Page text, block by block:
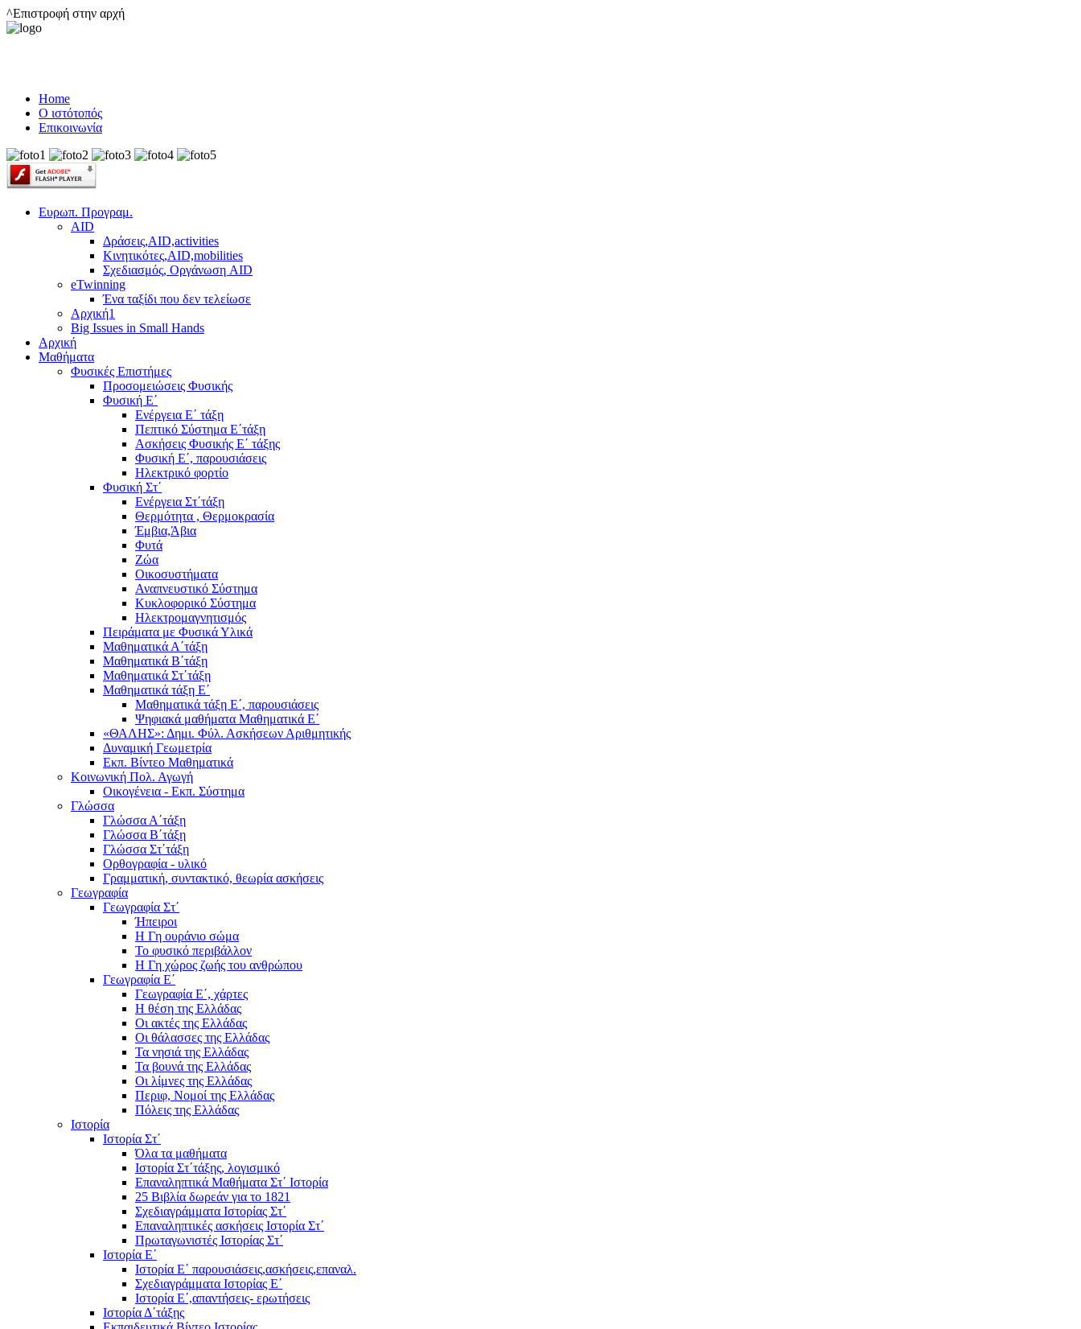
^Επιστροφή στην αρχή
Home
Ο ιστότοπός
Επικοινωνία
Ευρωπ. Προγραμ.
AID
Δράσεις,AID,activities
Κινητικότες,AID,mobilities
Σχεδιασμός, Οργάνωση AID
eTwinning
Ένα ταξίδι που δεν τελείωσε
Αρχική1
Big Issues in Small Hands
Αρχική
Μαθήματα
Φυσικές Επιστήμες
Προσομειώσεις Φυσικής
Φυσική Ε΄
Ενέργεια Ε΄ τάξη
Πεπτικό Σύστημα Ε΄τάξη
Ασκήσεις Φυσικής Ε΄ τάξης
Φυσική Ε΄, παρουσιάσεις
Ηλεκτρικό φορτίο
Φυσική Στ΄
Ενέργεια Στ΄τάξη
Θερμότητα , Θερμοκρασία
Έμβια,Άβια
Φυτά
Ζώα
Οικοσυστήματα
Αναπνευστικό Σύστημα
Κυκλοφορικό Σύστημα
Ηλεκτρομαγνητισμός
Πειράματα με Φυσικά Υλικά
Μαθηματικά Α΄τάξη
Μαθηματικά Β΄τάξη
Μαθηματικά Στ΄τάξη
Μαθηματικά τάξη Ε΄
Μαθηματικά τάξη Ε΄, παρουσιάσεις
Ψηφιακά μαθήματα Μαθηματικά Ε΄
«ΘΑΛΗΣ»: Δημι. Φύλ. Ασκήσεων Αριθμητικής
Δυναμική Γεωμετρία
Εκπ. Βίντεο Μαθηματικά
Κοινωνική Πολ. Αγωγή
Οικογένεια - Εκπ. Σύστημα
Γλώσσα
Γλώσσα Α΄τάξη
Γλώσσα Β΄τάξη
Γλώσσα Στ΄τάξη
Ορθογραφία - υλικό
Γραμματική, συντακτικό, θεωρία ασκήσεις
Γεωγραφία
Γεωγραφία Στ΄
Ήπειροι
Η Γη ουράνιο σώμα
Το φυσικό περιβάλλον
Η Γη χώρος ζωής του ανθρώπου
Γεωγραφία Ε΄
Γεωγραφία Ε΄, χάρτες
Η θέση της Ελλάδας
Οι ακτές της Ελλάδας
Οι θάλασσες της Ελλάδας
Τα νησιά της Ελλάδας
Τα βουνά της Ελλάδας
Οι λίμνες της Ελλάδας
Περιφ, Νομοί της Ελλάδας
Πόλεις της Ελλάδας
Ιστορία
Ιστορία Στ΄
Όλα τα μαθήματα
Ιστορία Στ΄τάξης, λογισμικό
Επαναληπτικά Μαθήματα Στ΄ Ιστορία
25 Βιβλία δωρεάν για το 1821
Σχεδιαγράμματα Ιστορίας Στ΄
Επαναληπτικές ασκήσεις Ιστορία Στ΄
Πρωταγωνιστές Ιστορίας Στ΄
Ιστορία Ε΄
Ιστορία Ε΄ παρουσιάσεις,ασκήσεις,επαναλ.
Σχεδιαγράμματα Ιστορίας Ε΄
Ιστορία Ε΄,απαντήσεις- ερωτήσεις
Ιστορία Δ΄τάξης